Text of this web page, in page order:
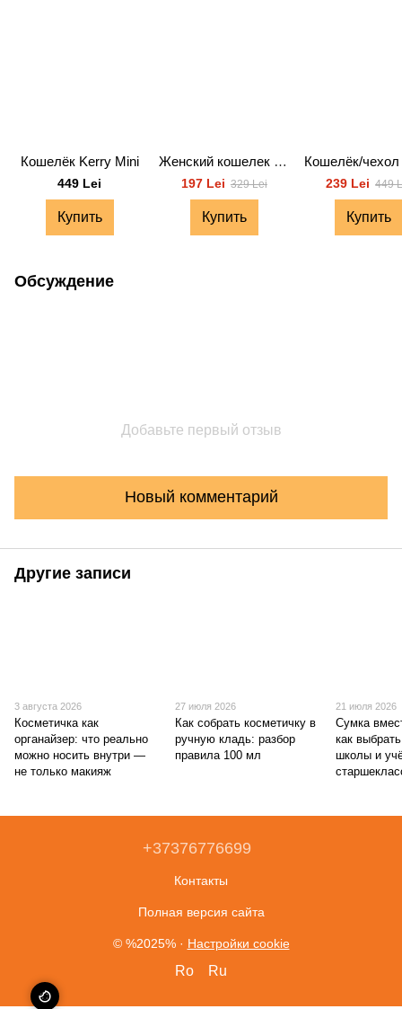
Кошелёк Kerry Mini
449 Lei
Купить
Женский кошелек Kira Ivory
197 Lei 329 Lei
Купить
239 Lei 449
Купить
Обсуждение
Добавьте первый отзыв
Новый комментарий
Другие записи
3 августа 2026
Косметичка как
органайзер: что реально
можно носить внутри —
не только макияж
27 июля 2026
Как собрать косметичку в
ручную кладь: разбор
правила 100 мл
21 июля 2026
Сумка
как
школы и
+37376776699
Контакты
Полная версия сайта
© %2025% · Настройки cookie
Ro Ru